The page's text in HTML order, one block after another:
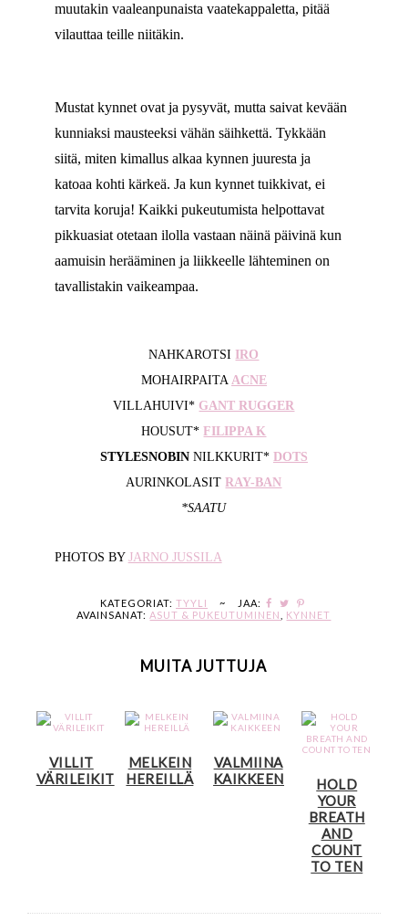
muutakin vaaleanpunaista vaatekappaletta, pitää
vilauttaa teille niitäkin.
Mustat kynnet ovat ja pysyvät, mutta saivat kevään
kunniaksi mausteeksi vähän säihkettä. Tykkään
siitä, miten kimallus alkaa kynnen juuresta ja
katoaa kohti kärkeä. Ja kun kynnet tuikkivat, ei
tarvita koruja! Kaikki pukeutumista helpottavat
pikkuasiat otetaan ilolla vastaan näinä päivinä kun
aamuisin herääminen ja liikkeelle lähteminen on
tavallistakin vaikeampaa.
NAHKAROTSI IRO
MOHAIRPAITA ACNE
VILLAHUIVI* GANT RUGGER
HOUSUT*FILIPPA K
STYLESNOBINNILKKURIT* DOTS
AURINKOLASITRAY-BAN
*SAATU
PHOTOS BY JARNO JUSSILA
KATEGORIAT: TYYLI ~
JAA:
AVAINSANAT: ASUT & PUKEUTUMINEN KYNNET
MUITA JUTTUJA
VILLIT
VÄRILEIKIT
MELKEIN
HEREILLÄ
VALMIINA
KAIKKEEN
HOLD
YOUR
BREATH
AND
COUNT
TO TEN